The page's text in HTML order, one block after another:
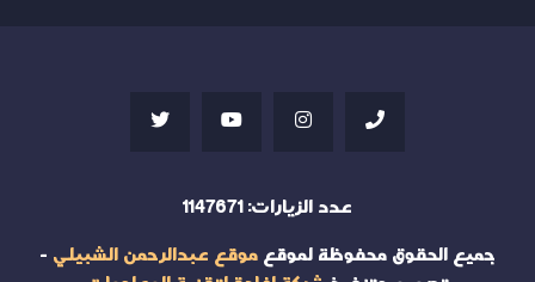
عدد الزيارات: 1147671
جميع الحقوق محفوظة لموقعموقع عبدالرحمن الشبيلي -